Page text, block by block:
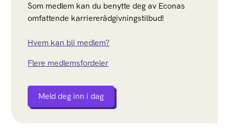
Som medlem kan du benytte deg av Econas
omfattende karriererådgivningstilbud!
Hvem kan bli medlem?
Flere medlemsfordeler
Meld deg inn i dag